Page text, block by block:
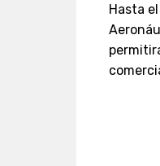
Hasta